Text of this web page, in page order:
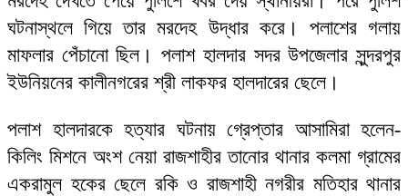
ঘটনাস্থলে গিয়ে তার মরদেহ উদ্ধার করে। পলাশের গলায়
মাফলার পেঁচানো ছিল। পলাশ হালদার সদর উপজেলার সুন্দরপুর
ইউনিয়নের কালীনগরের শ্রী লাকফর হালদারের ছেলে।
পলাশ হালদারকে হত্যার ঘটনায় গ্রেপ্তার আসামিরা হলেন-
কিলিং মিশনে অংশ নেয়া রাজশাহীর তানোর থানার কলমা গ্রামের
একরামুল হকের ছেলে রকি ও রাজশাহী নগরীর মতিহার থানার